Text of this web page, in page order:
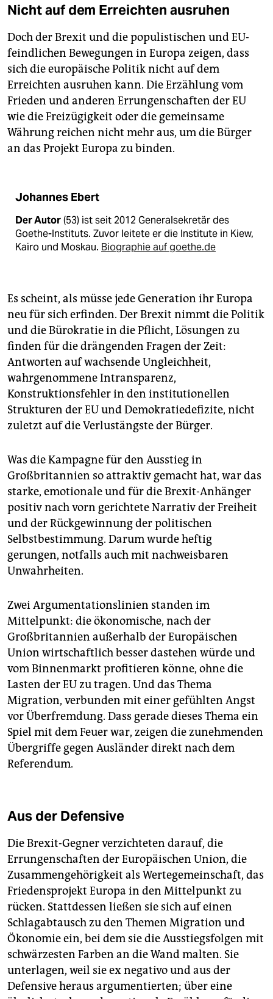
Nicht auf dem Erreichten ausruhen
Doch der Brexit und die populistischen und ­EU-
feindlichen Bewegungen in Europa ­zeigen, dass
sich die europäische Poli­tik nicht auf dem
Erreichten ausruhen kann. Die Erzählung vom
Frieden und anderen Errungenschaften der EU
wie die Freizügigkeit oder die gemeinsame
Währung reichen nicht mehr aus, um die Bürger
an das Projekt Europa zu binden.
Johannes Ebert
Der Autor(53) ist seit 2012 Generalsekretär des
Goethe-Instituts. Zuvor leitete er die Institute in Kiew,
Kairo und Moskau. Biographie auf goethe.de
Es scheint, als müsse jede Generation ihr Europa
neu für sich erfinden. Der Brexit nimmt die Politik
und die Bürokratie in die Pflicht, Lösungen zu
finden für die drängenden Fragen der Zeit:
Antworten auf wachsende Ungleichheit,
wahrgenommene Intransparenz,
Konstruktionsfehler in den institutionellen
Strukturen der EU und Demokratiedefizite, nicht
zuletzt auf die Verlustängste der Bürger.
Was die Kampagne für den Ausstieg in
Großbritannien so attraktiv gemacht hat, war das
starke, emotionale und für die Brexit-Anhänger
positiv nach vorn gerichtete Narrativ der Freiheit
und der Rückgewinnung der politischen
Selbstbestimmung. Darum wurde heftig
gerungen, notfalls auch mit nachweisbaren
Unwahrheiten.
Zwei Argumentationslinien standen im
Mittelpunkt: die ökonomische, nach der
Großbritannien außerhalb der Europäischen
Union wirtschaftlich besser dastehen würde und
vom Binnenmarkt profitieren könne, ohne die
Lasten der EU zu tragen. Und das Thema
Migration, verbunden mit einer gefühlten Angst
vor Überfremdung. Dass gerade dieses Thema ein
Spiel mit dem Feuer war, zeigen die zunehmenden
Übergriffe gegen Ausländer direkt nach dem
Referendum.
Aus der Defensive
Die Brexit-Gegner verzichteten darauf, die
Errungenschaften der Europäischen Union, die
Zusammengehörigkeit als Wertegemeinschaft, das
Friedensprojekt Europa in den Mittelpunkt zu
rücken. Stattdessen ließen sie sich auf einen
Schlagabtausch zu den Themen Migration und
Ökonomie ein, bei dem sie die Ausstiegsfolgen mit
schwärzesten Farben an die Wand malten. Sie
unterlagen, weil sie ex negativo und aus der
Defensive heraus argumentierten; über eine